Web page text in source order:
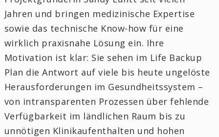
Jahren und bringen medizinische Expertise
sowie das technische Know-how für eine
wirklich praxisnahe Lösung ein. Ihre
Motivation ist klar: Sie sehen im Life Backup
Plan die Antwort auf viele bis heute ungelöste
Herausforderungen im Gesundheitssystem –
von intransparenten Prozessen über fehlende
Verfügbarkeit im ländlichen Raum bis zu
unnötigen Klinikaufenthalten und hohen